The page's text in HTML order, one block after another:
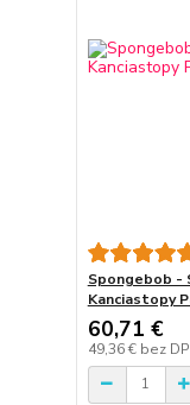
Spongebob -
Kanciastopy
60,71 €
49,36 € bez